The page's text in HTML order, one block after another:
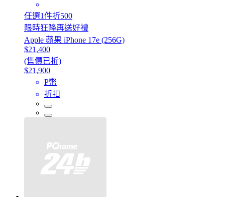
任選1件折500
限時狂降再送好禮
Apple 蘋果 iPhone 17e (256G)
$21,400
(售價已折)
$21,900
P幣
折扣